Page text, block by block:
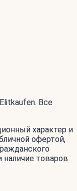
Все
характер и
офертой,
товаров